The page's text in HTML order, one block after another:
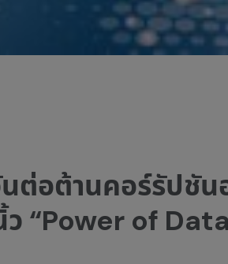
ต่อต้านคอร์รัปชั
“Power of